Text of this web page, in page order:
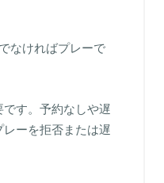
なければプレーで
す。予約なしや遅
ーを拒否または遅